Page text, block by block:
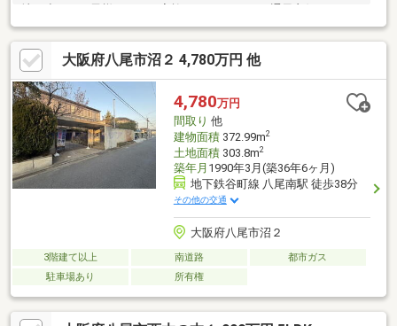
りある全居室約6帖以上《周辺について》●藤井寺北小学校 徒歩
約25分(約1，997ｍ)●第三中学校 徒歩約25分(約1，977ｍ)【お客
様へ】当社では諸事情によりインターネットに掲載されていない
物件も多数取り扱っておりますお気軽にお問い合わせくださいま
せ
大阪府八尾市沼２ 4,780万円 他
4,780万円
間取り 他
建物面積372.99m2
土地面積303.8m2
築年月 1990年3月(築36年6ヶ月)
地下鉄谷町線 八尾南駅 徒歩38分
その他の交通
大阪府八尾市沼２
3階建て以上 南道路
都市ガス
駐車場あり
所有権